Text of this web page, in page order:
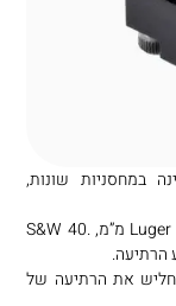
במחסניות שונות,
עם זאת, אפילו בגדלים בעלי עוצמה בינונית כגון Luger 9 מ”מ, .40 S&W
את הרתיעה של